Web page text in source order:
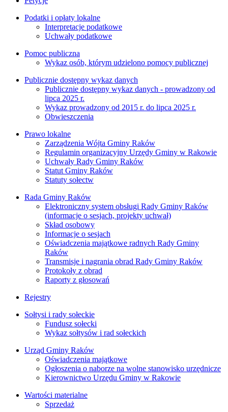
Podatki i opłaty lokalne
Interpretacje podatkowe
Uchwały podatkowe
Pomoc publiczna
Wykaz osób, którym udzielono pomocy publicznej
Publicznie dostępny wykaz danych
Publicznie dostępny wykaz danych - prowadzony od
lipca 2025 r.
Wykaz prowadzony od 2015 r. do lipca 2025 r.
Obwieszczenia
Prawo lokalne
Zarządzenia Wójta Gminy Raków
Regulamin organizacyjny Urzędy Gminy w Rakowie
Uchwały Rady Gminy Raków
Statut Gminy Raków
Statuty sołectw
Rada Gminy Raków
Elektroniczny system obsługi Rady Gminy Raków
(informacje o sesjach, projekty uchwał)
Skład osobowy
Informacje o sesjach
Oświadczenia majątkowe radnych Rady Gminy
Raków
Transmisje i nagrania obrad Rady Gminy Raków
Protokoły z obrad
Raporty z głosowań
Rejestry
Sołtysi i rady sołeckie
Fundusz sołecki
Wykaz sołtysów i rad sołeckich
Urząd Gminy Raków
Oświadczenia majątkowe
Ogłoszenia o naborze na wolne stanowisko urzędnicze
Kierownictwo Urzędu Gminy w Rakowie
Wartości materialne
Sprzedaż